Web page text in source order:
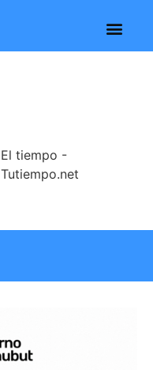
El tiempo -
Tutiempo.net